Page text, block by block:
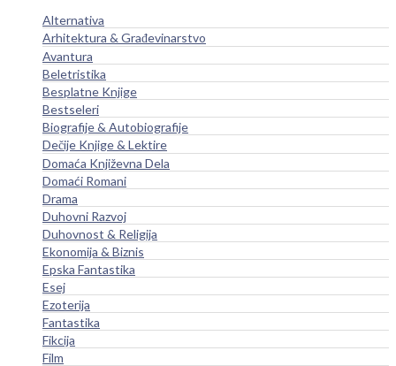
Alternativa
Arhitektura & Građevinarstvo
Avantura
Beletristika
Besplatne Knjige
Bestseleri
Biografije & Autobiografije
Dečije Knjige & Lektire
Domaća Književna Dela
Domaći Romani
Drama
Duhovni Razvoj
Duhovnost & Religija
Ekonomija & Biznis
Epska Fantastika
Esej
Ezoterija
Fantastika
Fikcija
Film